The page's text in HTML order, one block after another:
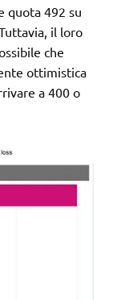
quota 492 su
il loro
che
ottimistica
a 400 o